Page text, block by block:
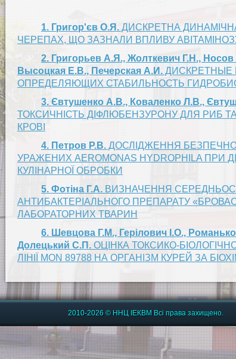
1. Григор'єв О.Я. ДИСКРЕТНА
ЧЕРЕПАХ, ЩО ЗАЗНАЛИ ВПЛИВУ
2. Григорьев А.Я., Жолткевич Г.Н.,
Высоцкая Е.В., Печерская А.И. ДИСКРЕТНЫЕ
ОПРЕДЕЛЯЮЩИХ СТАБИЛЬНОСТЬ
3. Євтушенко А.В., Коваленко Л.В.,
ТОКСИЧНІСТЬ ДІФЛЮБЕНЗУРОНУ ДЛЯ РИБ
КРОВІ
4. Петров Р.В. ДОСЛІДЖЕННЯ
УРАЖЕНИХ AEROMONAS HYDROPHILA ПРИ
КУЛІНАРНОЇ ОБРОБКИ
5. Фотіна Г.А. ВИЗНАЧЕННЯ
АНТИБАКТЕРІАЛЬНОГО ПРЕПАРАТУ
ЛАБОРАТОРНИХ ТВАРИН
6. Шевцова Г.М., Герілович І.О.,
Долецький С.П. ОЦІНКА ТОКСИКО-
ЛІНІЇ MON 89788 НА ОРГАНІЗМ КУРЕЙ ЗА
2010-2026 © ННЦ ІЕКВМ Всі права захищено.